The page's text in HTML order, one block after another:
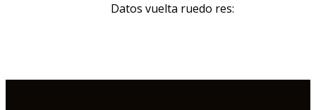
Datos vuelta ruedo res: